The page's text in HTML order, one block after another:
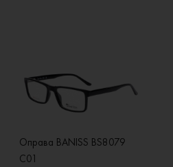
Оправа BANISS BS8079
C01